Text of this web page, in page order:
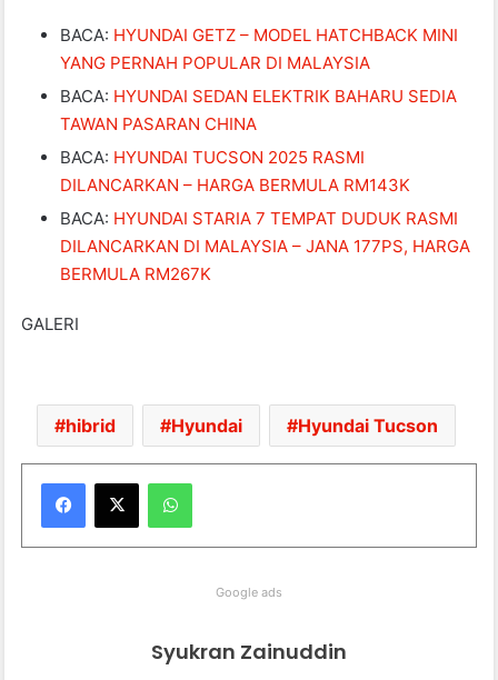
BACA: HYUNDAI GETZ – MODEL HATCHBACK MINI
YANG PERNAH POPULAR DI MALAYSIA
BACA: HYUNDAI SEDAN ELEKTRIK BAHARU SEDIA
TAWAN PASARAN CHINA
BACA: HYUNDAI TUCSON 2025 RASMI
DILANCARKAN – HARGA BERMULA RM143K
BACA: HYUNDAI STARIA 7 TEMPAT DUDUK RASMI
DILANCARKAN DI MALAYSIA – JANA 177PS, HARGA
BERMULA RM267K
GALERI
hibrid Hyundai Hyundai Tucson
WhatsApp
Google ads
Syukran Zainuddin